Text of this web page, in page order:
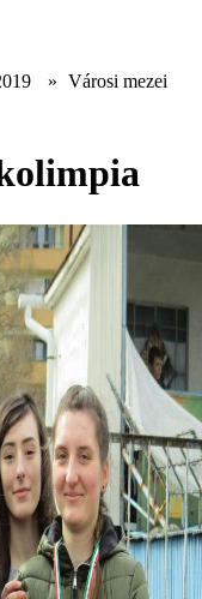
» Városi mezei